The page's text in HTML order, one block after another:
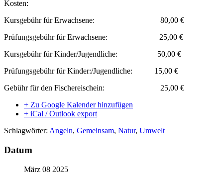
Kosten:
Kursgebühr für Erwachsene: 80,00 €
Prüfungsgebühr für Erwachsene: 25,00 €
Kursgebühr für Kinder/Jugendliche: 50,00 €
Prüfungsgebühr für Kinder:/Jugendliche: 15,00 €
Gebühr für den Fischereischein: 25,00 €
+ Zu Google Kalender hinzufügen
+ iCal / Outlook export
Schlagwörter: Angeln, Gemeinsam, Natur, Umwelt
Datum
März 08 2025